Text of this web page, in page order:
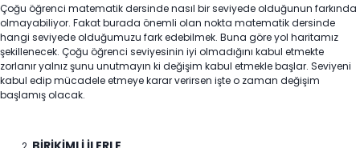
Çoğu öğrenci matematik dersinde nasıl bir seviyede olduğunun farkında
olmayabiliyor. Fakat burada önemli olan nokta matematik dersinde
hangi seviyede olduğumuzu fark edebilmek. Buna göre yol haritamız
şekillenecek. Çoğu öğrenci seviyesinin iyi olmadığını kabul etmekte
zorlanır yalnız şunu unutmayın ki değişim kabul etmekle başlar. Seviyeni
kabul edip mücadele etmeye karar verirsen işte o zaman değişim
başlamış olacak.